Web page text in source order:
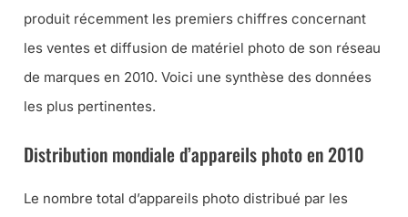
produit récemment les premiers chiffres concernant
les ventes et diffusion de matériel photo de son réseau
de marques en 2010. Voici une synthèse des données
les plus pertinentes.
Distribution mondiale d’appareils photo en 2010
Le nombre total d’appareils photo distribué par les